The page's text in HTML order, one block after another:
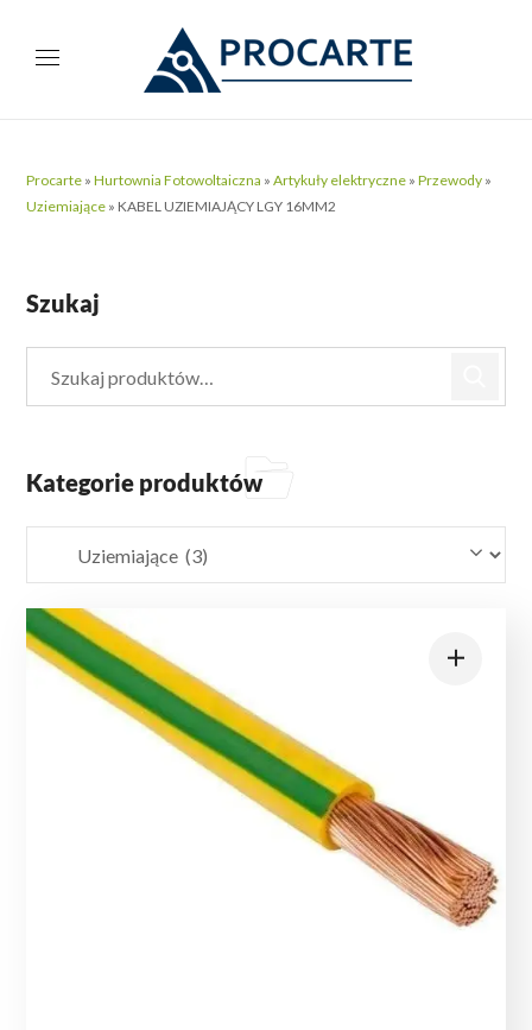
Procarte »Hurtownia Fotowoltaiczna »Artykuły elektryczne »Przewody »
Uziemiające » KABEL UZIEMIAJĄCY LGY 16MM2
Szukaj
Kategorie produktów